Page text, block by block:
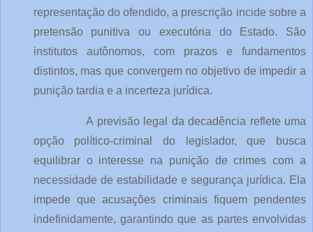
representação do ofendido, a prescrição incide sobre a
pretensão punitiva ou executória do Estado. São
institutos autônomos, com prazos e fundamentos
distintos, mas que convergem no objetivo de impedir a
punição tardia e a incerteza jurídica.
A previsão legal da decadência reflete uma
opção político-criminal do legislador, que busca
equilibrar o interesse na punição de crimes com a
necessidade de estabilidade e segurança jurídica. Ela
impede que acusações criminais fiquem pendentes
indefinidamente, garantindo que as partes envolvidas